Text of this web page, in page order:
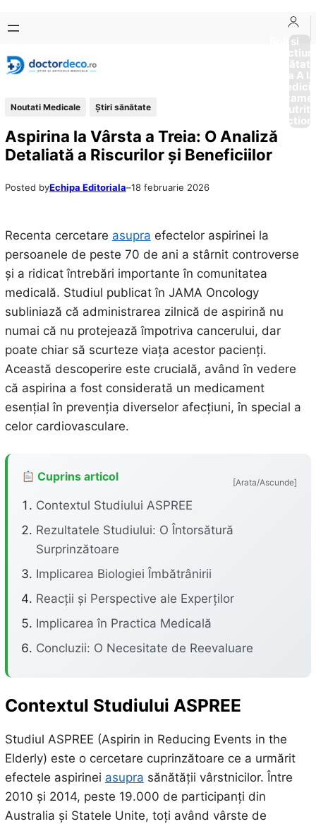
conținut
content
Boli si
Afectiuni
Sănătate
de la A
Noutati Medicale Ştiri sănătate
Aspirina la Vârsta a Treia: O Analiză
Detaliată a Riscurilor și Beneficiilor
Posted byEchipa Editoriala–18 februarie 2026
Recenta cercetare asupra efectelor aspirinei la
persoanele de peste 70 de ani a stârnit controverse
și a ridicat întrebări importante în comunitatea
medicală. Studiul publicat în JAMA Oncology
subliniază că administrarea zilnică de aspirină nu
numai că nu protejează împotriva cancerului, dar
poate chiar să scurteze viața acestor pacienți.
Această descoperire este crucială, având în vedere
că aspirina a fost considerată un medicament
esențial în prevenția diverselor afecțiuni, în special a
celor cardiovasculare.
Cuprins articol [Arata/Ascunde]
Contextul Studiului ASPREE
Rezultatele Studiului: O Întorsătură
Surprinzătoare
Implicarea Biologiei Îmbătrânirii
Reacții și Perspective ale Experților
Implicarea în Practica Medicală
Concluzii: O Necesitate de Reevaluare
Contextul Studiului ASPREE
Studiul ASPREE (Aspirin in Reducing Events in the
Elderly) este o cercetare cuprinzătoare ce a urmărit
efectele aspirinei asupra sănătății vârstnicilor. Între
2010 și 2014, peste 19.000 de participanți din
Australia și Statele Unite, toți având vârste de